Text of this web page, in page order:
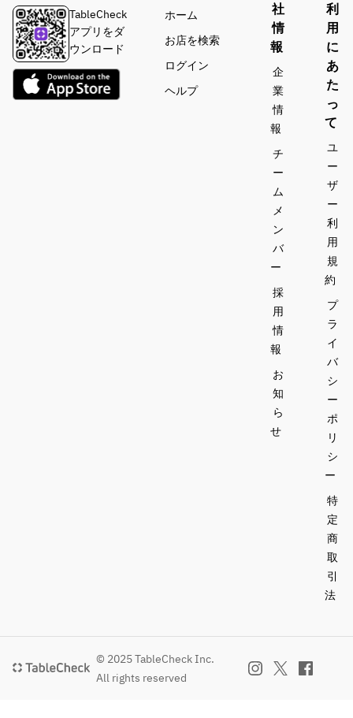
TableCheck
アプリをダ
ウンロード
ホーム
お店を検索
ログイン
ヘルプ
社
情
報
企
業
情
報
チ
ー
ム
メ
ン
バ
ー
採
用
情
報
お
知
ら
せ
利
用
に
あ
た
っ
て
ユ
ー
ザ
ー
利
用
規
約
プ
ラ
イ
バ
シ
ー
ポ
リ
シ
ー
特
定
商
取
引
法
© 2025 TableCheck Inc.
All rights reserved